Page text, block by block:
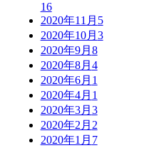
16
2020年11月 5
2020年10月 3
2020年9月 8
2020年8月 4
2020年6月 1
2020年4月 1
2020年3月 3
2020年2月 2
2020年1月 7